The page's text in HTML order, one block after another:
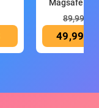
Magsafe
89,99 €
49,99 €